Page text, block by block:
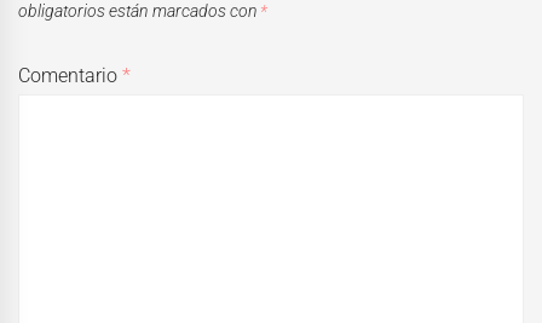
obligatorios están marcados con *
Comentario*